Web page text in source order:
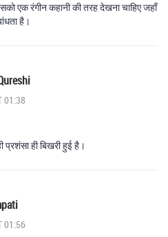
एक रंगीन कहानी की तरह देखना चाहिए जहाँ
है।
01:38
ही बिखरी हुई है।
01:56